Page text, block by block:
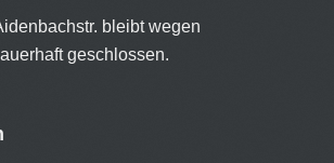
bleibt wegen
geschlossen.